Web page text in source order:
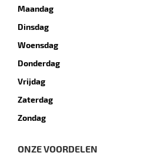
Maandag
Dinsdag
Woensdag
Donderdag
Vrijdag
Zaterdag
Zondag
ONZE VOORDELEN